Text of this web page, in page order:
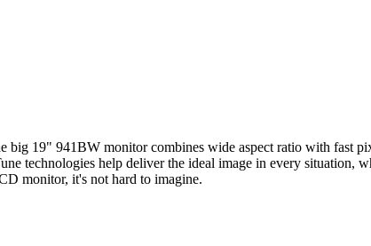
19" 941BW monitor combines wide aspect ratio with fast
technologies help deliver the ideal image in every situation,
monitor, it's not hard to imagine.